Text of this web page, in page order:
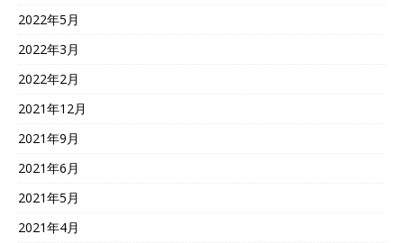
2022年5月
2022年3月
2022年2月
2021年12月
2021年9月
2021年6月
2021年5月
2021年4月